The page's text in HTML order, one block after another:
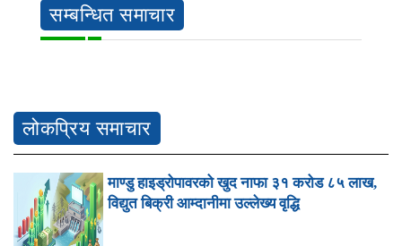
सम्बन्धित समाचार
लोकप्रिय समाचार
माण्डु हाइड्रोपावरको खुद नाफा ३१ करोड ८५ लाख,
विद्युत बिक्री आम्दानीमा उल्लेख्य वृद्धि